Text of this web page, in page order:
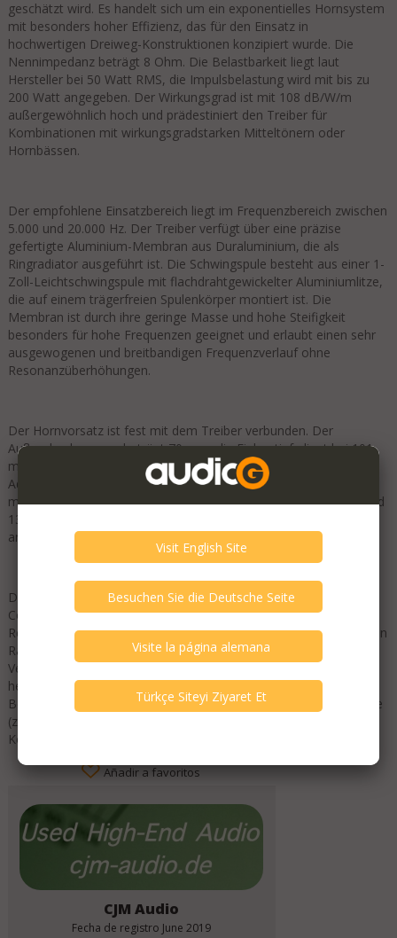
geschätzt wird. Es handelt sich um ein exponentielles Hornsystem
mit besonders hoher Effizienz, das für den Einsatz in
hochwertigen Dreiweg-Konstruktionen konzipiert wurde. Die
Nennimpedanz beträgt 8 Ohm. Die Belastbarkeit liegt laut
Hersteller bei 50 Watt RMS, die Impulsbelastung wird mit bis zu
200 Watt angegeben. Der Wirkungsgrad ist mit 108 dB/W/m
außergewöhnlich hoch und prädestiniert den Treiber für
Kombinationen mit wirkungsgradstarken Mitteltönern oder
Hornbässen.
Der empfohlene Einsatzbereich liegt im Frequenzbereich zwischen
5.000 und 20.000 Hz. Der Treiber verfügt über eine präzise
gefertigte Aluminium-Membran aus Duraluminium, die als
Ringradiator ausgeführt ist. Die Schwingspule besteht aus einer 1-
Zoll-Leichtschwingspule mit flachdrahtgewickelter Aluminiumlitze,
die auf einem trägerfreien Spulenkörper montiert ist. Die
Membran ist durch ihre geringe Masse und hohe Steifigkeit
besonders für hohe Frequenzen geeignet und erlaubt einen sehr
ausgewogenen und breitbandigen Frequenzverlauf ohne
Resonanzüberhöhungen.
Der Hornvorsatz ist fest mit dem Treiber verbunden. Der
Außendurchmesser beträgt 70 mm, die Einbautiefe liegt bei 101
mm. Der Einbau erfolgt in der Regel über einen passenden
Adapter (Typ AD 6). Der Magnetsystemdurchmesser beträgt 30
mm bei einer Höhe von 25 mm, das Gesamtgewicht liegt bei rund
135 Gramm. Die magnetische Induktivität wird mit 1,45 Tesla
angegeben. Der Gleichstromwiderstand (Re) beträgt 6,75 Ohm.
Der Coral H-105 wurde ursprünglich von der japanischen Firma
Coral Electronics entwickelt und produziert und war Teil einer
Reihe hochwertiger Hornlautsprecher, die vor allem im asiatischen
Raum große Beachtung fanden. Aufgrund der sehr geringen
Verfügbarkeit und der hohen klanglichen Qualität zählt der H-105
heute zu den begehrtesten Hochton-Hörnern seiner Klasse.
Besonders im Selbstbau oder als Upgrade für klassische Systeme
(z. B. Coral Beta, JBL-Clone-Projekte, Vintage-Tannoy-
Kombinationen) findet dieser Treiber bis heute Verwendung.
Añadir a favoritos
CJM Audio
Fecha de registro June 2019